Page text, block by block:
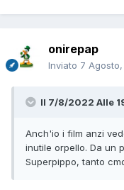
onirepap
Inviato 7
Il 7/8/2022 Alle
Anch'io i film anzi
inutile orpello. Da un
Superpippo, tanto